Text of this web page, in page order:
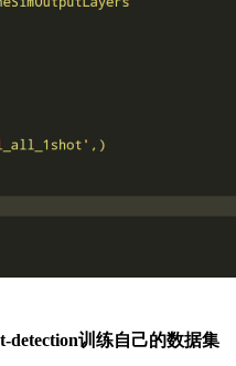
detection训练自己的数据集